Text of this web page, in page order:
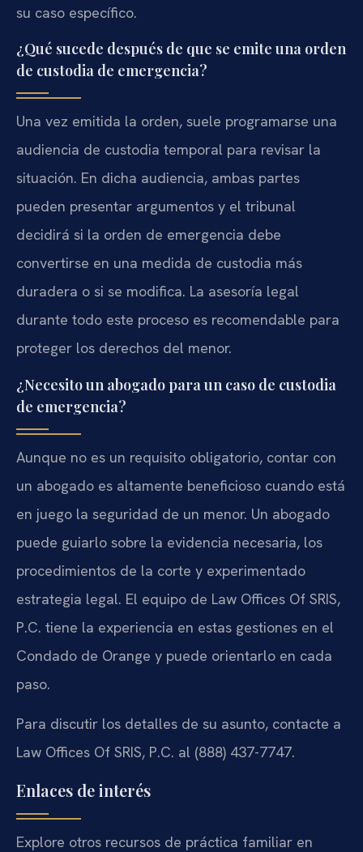
su caso específico.
¿Qué sucede después de que se emite una orden
de custodia de emergencia?
Una vez emitida la orden, suele programarse una
audiencia de custodia temporal para revisar la
situación. En dicha audiencia, ambas partes
pueden presentar argumentos y el tribunal
decidirá si la orden de emergencia debe
convertirse en una medida de custodia más
duradera o si se modifica. La asesoría legal
durante todo este proceso es recomendable para
proteger los derechos del menor.
¿Necesito un abogado para un caso de custodia
de emergencia?
Aunque no es un requisito obligatorio, contar con
un abogado es altamente beneficioso cuando está
en juego la seguridad de un menor. Un abogado
puede guiarlo sobre la evidencia necesaria, los
procedimientos de la corte y experimentado
estrategia legal. El equipo de Law Offices Of SRIS,
P.C. tiene la experiencia en estas gestiones en el
Condado de Orange y puede orientarlo en cada
paso.
Para discutir los detalles de su asunto, contacte a
Law Offices Of SRIS, P.C. al (888) 437-7747.
Enlaces de interés
Explore otros recursos de práctica familiar en